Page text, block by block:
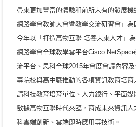
帶來更加豐富的體驗和前所未有的發展
網路學會教師大會暨教學交流研習會」為
今年以「打造萬物互聯 培養未來人才」
網路學會全球教學雲平台Cisco
流平台、思科全球2015年會度會議內容
專院校與高中職推動的各項資訊教育培
請科技教育培育單位、人力銀行、平面
數據萬物互聯時代來臨，育成未來資訊
科雲端創新、雲端即時應用等技術。